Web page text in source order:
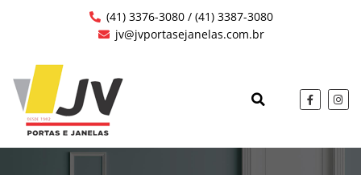
conteúdo
(41) 3376-3080 / (41) 3387-3080
jv@jvportasejanelas.com.br
F
a
c
o
I
n
s
g